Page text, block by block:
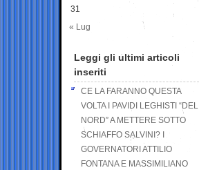
31
« Lug
Leggi gli ultimi articoli
inseriti
CE LA FARANNO QUESTA
VOLTA I PAVIDI LEGHISTI “DEL
NORD” A METTERE SOTTO
SCHIAFFO SALVINI? I
GOVERNATORI ATTILIO
FONTANA E MASSIMILIANO